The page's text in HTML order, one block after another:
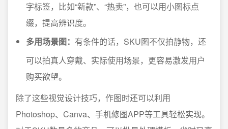
字标签，比如“新款”、“热卖”，也可以用小图标点
缀，提高辨识度。
多用场景图： 有条件的话，SKU图不仅拍静物，还
可以拍真人穿戴、实际使用场景，更容易激发用户
购买欲望。
除了这些视觉设计技巧，作图时还可以利用
Photoshop、Canva、手机修图APP等工具轻松实现。